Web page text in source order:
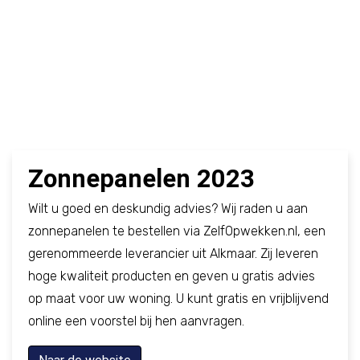
Zonnepanelen 2023
Wilt u goed en deskundig advies? Wij raden u aan
zonnepanelen te bestellen via ZelfOpwekken.nl, een
gerenommeerde leverancier uit Alkmaar. Zij leveren
hoge kwaliteit producten en geven u gratis advies
op maat voor uw woning. U kunt gratis en vrijblijvend
online een voorstel bij hen aanvragen.